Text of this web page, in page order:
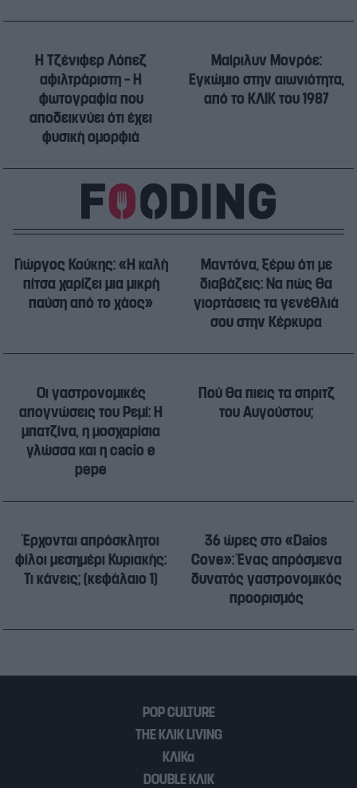
Η Τζένιφερ Λόπεζ
αφιλτράριστη – Η
φωτογραφία που
αποδεικνύει ότι έχει
φυσική ομορφιά
Μαίριλυν Μονρόε:
Εγκώμιο στην αιωνιότητα,
από το ΚΛΙΚ του 1987
Γιώργος Κούκης: «Η καλή
πίτσα χαρίζει μια μικρή
παύση από το χάος»
Μαντόνα, ξέρω ότι με
διαβάζεις: Να πώς θα
γιορτάσεις τα γενέθλιά
σου στην Κέρκυρα
Oι γαστρονομικές
απογνώσεις του Ρεμί: Η
μπατζίνα, η μοσχαρίσια
γλώσσα και η cacio e
pepe
Πού θα πιεις τα σπριτζ
του Αυγούστου;
Έρχονται απρόσκλητοι
φίλοι μεσημέρι Κυριακής:
Τι κάνεις; (κεφάλαιο 1)
36 ώρες στο «Daios
Cove»: Ένας απρόσμενα
δυνατός γαστρονομικός
προορισμός
POP CULTURE
THE ΚΛΙΚ LIVING
ΚΛΙΚα
DOUBLE ΚΛΙΚ